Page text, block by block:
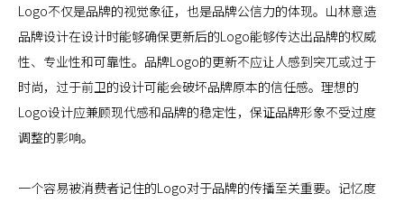
Logo不仅是品牌的视觉象征，也是品牌公信力的体现。山林意造
品牌设计在设计时能够确保更新后的Logo能够传达出品牌的权威
性、专业性和可靠性。品牌Logo的更新不应让人感到突兀或过于
时尚，过于前卫的设计可能会破坏品牌原本的信任感。理想的
Logo设计应兼顾现代感和品牌的稳定性，保证品牌形象不受过度
调整的影响。
一个容易被消费者记住的Logo对于品牌的传播至关重要。记忆度